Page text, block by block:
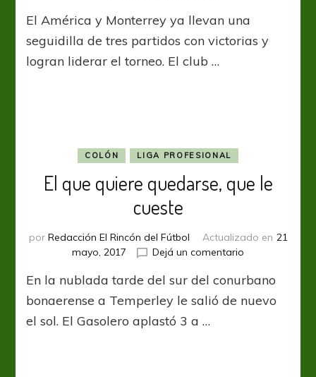
4
El América y Monterrey ya llevan una
seguidilla de tres partidos con victorias y
logran liderar el torneo. El club …
COLÓN LIGA PROFESIONAL
El que quiere quedarse, que le
cueste
por Redacción El Rincón del Fútbol Actualizado en 21
mayo, 2017
Dejá un comentario
que
quiere
En la nublada tarde del sur del conurbano
bonaerense a Temperley le salió de nuevo
el sol. El Gasolero aplastó 3 a …